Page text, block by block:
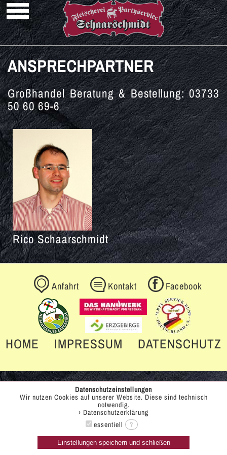
Datenschutzeinstellungen
Wir nutzen Cookies auf unserer Website. Diese sind technisch
notwendig.
› Datenschutzerklärung
essentiell ?
Einstellungen speichern und schließen
ANSPRECHPARTNER
Großhandel Beratung & Bestellung: 03733
50 60 69-6
Rico Schaarschmidt
Anfahrt Kontakt Facebook
HOME IMPRESSUM DATENSCHUTZ